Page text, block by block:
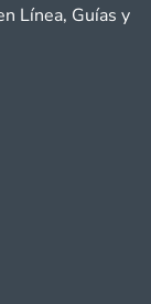
Línea, Guías y